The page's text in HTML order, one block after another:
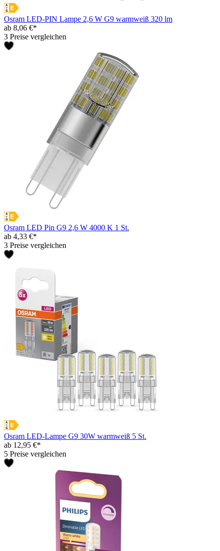
Osram LED-PIN Lampe 2,6 W G9 warmweiß 320 lm
ab 8,06 €*
3 Preise vergleichen
Osram LED Pin G9 2,6 W 4000 K 1 St.
ab 4,33 €*
3 Preise vergleichen
Osram LED-Lampe G9 30W warmweiß 5 St.
ab 12,95 €*
5 Preise vergleichen